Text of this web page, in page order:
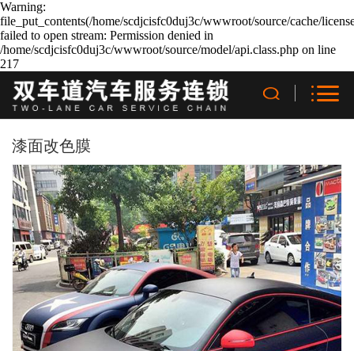
Warning:
file_put_contents(/home/scdjcisfc0duj3c/wwwroot/source/cache/
failed to open stream: Permission denied in
/home/scdjcisfc0duj3c/wwwroot/source/model/api.class.php on line
217
漆面改色膜